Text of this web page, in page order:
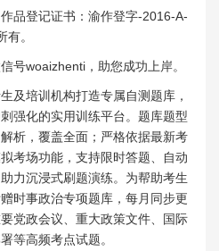
品登记证书：渝作登字-2016-A-
。
号woaizhenti，助您成功上岸。
及培训机构打造专属自测题库，
强化的实用训练平台。题库题型
析，覆盖全面；严格依据最新考
考场功能，支持限时答题、自动
力沉浸式刷题演练。为帮助考生
时事政治专项题库，每月同步更
党政会议、重大政策文件、国际
等高频考点试题。